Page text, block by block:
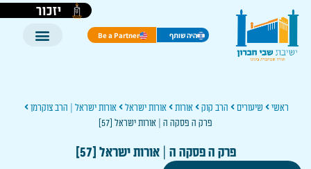
יזכור
היה שותף Be a Partner
ראשי שיעורים הרב קוק אורות אורות ישראל
אורות ישראל | הרב צוקרמן
פרק ה פסקה ה | אורות ישראל [57]
פרק ה פסקה ה | אורות ישראל [57]